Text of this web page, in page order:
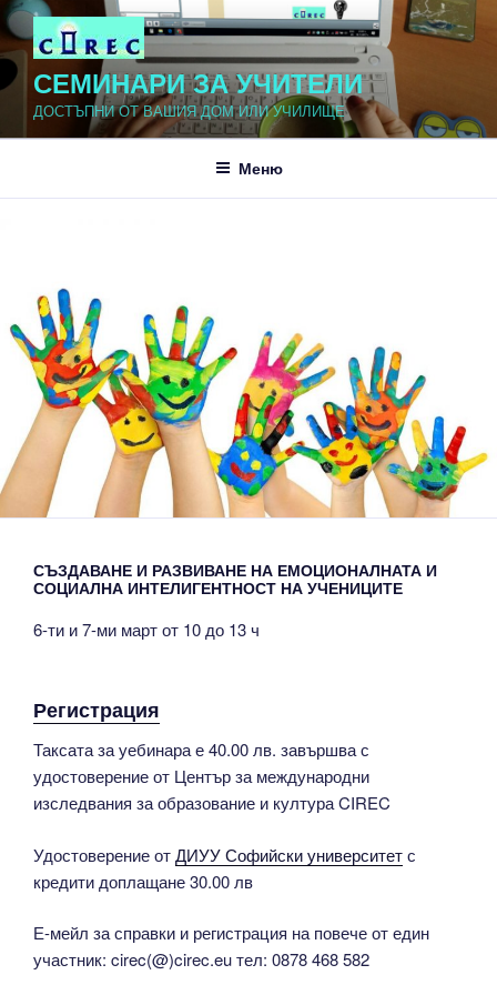
Напред
към
съдържанието
СЕМИНАРИ ЗА УЧИТЕЛИ
ДОСТЪПНИ ОТ ВАШИЯ ДОМ ИЛИ УЧИЛИЩЕ
Меню
СЪЗДАВАНЕ И РАЗВИВАНЕ НА ЕМОЦИОНАЛНАТА И
СОЦИАЛНА ИНТЕЛИГЕНТНОСТ НА УЧЕНИЦИТЕ
6-ти и 7-ми март от 10 до 13 ч
Регистрация
Таксата за уебинара е 40.00 лв. завършва с
удостоверение от Център за международни
изследвания за образование и култура CIREC
Удостоверение отДИУУ Софийски университетс
кредити доплащане 30.00 лв
Е-мейл за справки и регистрация на повече от един
участник: cirec(@)cirec.eu тел: 0878 468 582